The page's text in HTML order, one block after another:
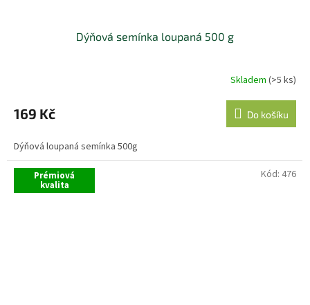
Dýňová semínka loupaná 500 g
Skladem (>5 ks)
169 Kč Do košíku
Dýňová loupaná semínka 500g
Prémiová
kvalita
Kód: 476